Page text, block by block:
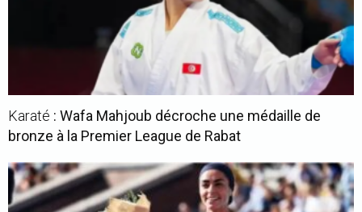
Karaté : Wafa Mahjoub décroche une médaille de
bronze à la Premier League de Rabat